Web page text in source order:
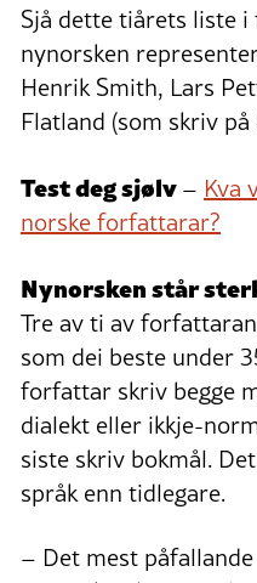
Sjå dette tiårets liste i
nynorsken
Henrik Smith, Lars
Flatland (som skriv
Test deg sjølv– Kva
norske forfattarar?
Nynorsken står
Tre av ti av
som dei beste under
forfattar skriv begge
dialekt eller ikkje-
siste skriv bokmål.
språk enn tidlegare.
– Det mest